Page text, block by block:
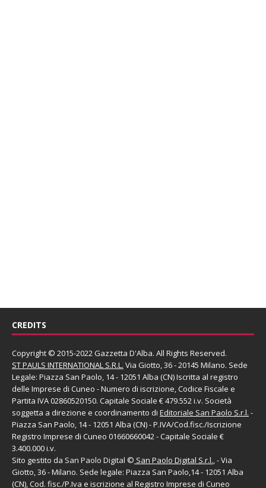
CREDITS
Copyright © 2015-2022 Gazzetta D'Alba. All Rights Reserved.
ST PAULS INTERNATIONAL S.R.L. Via Giotto, 36 - 20145 Milano. Sede
Legale: Piazza San Paolo, 14 - 12051 Alba (CN) Iscritta al registro
delle Imprese di Cuneo - Numero di iscrizione, Codice Fiscale e
Partita IVA 02860520150. Capitale Sociale € 479.552 i.v. Società
soggetta a direzione e coordinamento di Editoriale San Paolo S.r.l. -
Piazza San Paolo, 14 - 12051 Alba (CN) - P.IVA/Cod.fisc./Iscrizione
Registro Imprese di Cuneo 01660660042 - Capitale Sociale €
3.400.000 i.v.
Sito gestito da San Paolo Digital © San Paolo Digital S.r.l., - Via
Giotto, 36 - Milano. Sede legale: Piazza San Paolo,14 - 12051 Alba
(CN), Cod. fisc./P.Iva e iscrizione al Registro Imprese di Cuneo